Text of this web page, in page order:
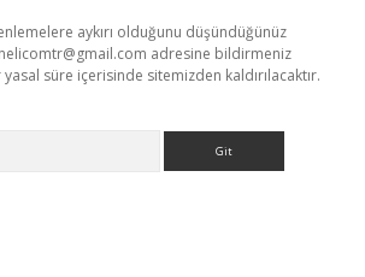
aykırı olduğunu düşündüğünüz
adresine bildirmeniz
süre içerisinde sitemizden kaldırılacaktır.